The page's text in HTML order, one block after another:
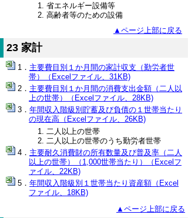
省エネルギー設備等
高齢者等のための設備
▲ページ上部に戻る
23 家計
主要費目別１か月間の家計収支（勤労者世
帯）（Excelファイル、31KB)
主要費目別１か月間の消費支出金額（二人以
上の世帯）（Excelファイル、28KB)
年間収入階級別貯蓄及び負債の１世帯当たり
の現在高（Excelファイル、26KB)
二人以上の世帯
二人以上の世帯のうち勤労者世帯
主要耐久消費財の所有数量及び普及率（二人
以上の世帯）（1,000世帯当たり）（Excelフ
ァイル、22KB)
年間収入階級別１世帯当たり資産額（Excel
ファイル、18KB)
▲ページ上部に戻る